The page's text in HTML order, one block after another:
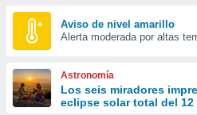
y
forma
digital
basada
Aviso de nivel amarillo
Alerta moderada por altas
Astronomía
Los seis miradores
eclipse solar total del